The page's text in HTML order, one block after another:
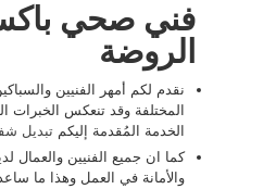
فني صحي
الروضة
نقدم لكم أمهر الفنيين
المختلفة وقد تنعكس الخبرات
الخدمة المُقدمة إليكم تبديل
كما ان جميع الفنيين والعمال
والأمانة في العمل وهذا ما